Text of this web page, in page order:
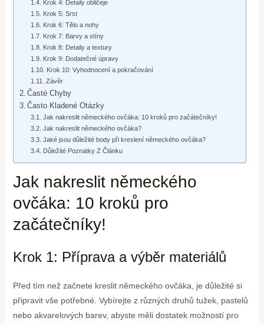
Krok 4: Detaily obličeje
Krok 5: Srst
Krok 6: Tělo a nohy
Krok 7: Barvy a stíny
Krok 8: Detaily a textury
Krok 9: Dodatečné úpravy
Krok 10: Vyhodnocení a pokračování
Závěr
Časté Chyby
Často Kladené Otázky
Jak nakreslit německého ovčáka: 10 kroků pro začátečníky!
Jak nakreslit německého ovčáka?
Jaké jsou důležité body při kreslení německého ovčáka?
Důležité Poznatky Z Článku
Jak nakreslit německého
ovčáka: 10 kroků pro
začátečníky!
Krok 1: Příprava a výběr materiálů
Před tím než začnete kreslit německého ovčáka, je důležité si
připravit vše potřebné. Vybírejte z různých druhů tužek, pastelů
nebo akvarelových barev, abyste měli dostatek možností pro